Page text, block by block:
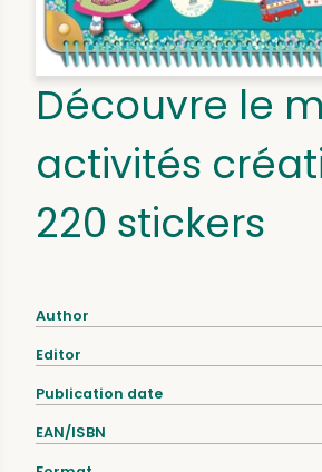
Découvre le
activités
220 stickers
Author
Editor
Publication date
EAN/ISBN